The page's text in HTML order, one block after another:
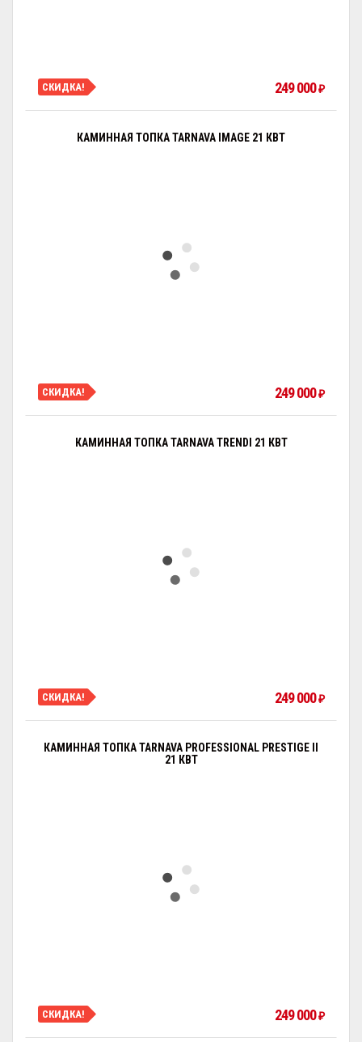
СКИДКА! 249 000₽
КАМИННАЯ ТОПКА TARNAVA IMAGE 21 КВТ
СКИДКА! 249 000₽
КАМИННАЯ ТОПКА TARNAVA TRENDI 21 КВТ
СКИДКА! 249 000₽
КАМИННАЯ ТОПКА TARNAVA PROFESSIONAL PRESTIGE II
21 КВТ
СКИДКА! 249 000₽